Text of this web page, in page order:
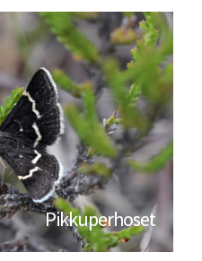
Pikkuperhoset